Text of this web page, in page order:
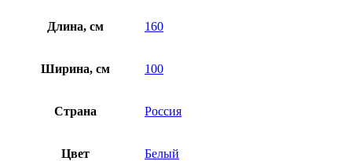
Длина, см 160
Ширина, см 100
Страна Россия
Цвет Белый